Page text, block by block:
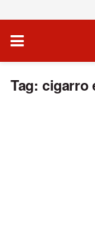
Tag: cigarro